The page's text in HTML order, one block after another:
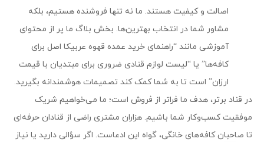
اصالت و کیفیت هستند. ما نه تنها فروشنده هستیم، بلکه
مشاور شما در انتخاب بهترین‌ها. بخش بلاگ ما پر از محتوای
آموزشی مانند “راهنمای خرید عمده قهوه عربیکا اصل برای
کافه‌ها” یا “لیست لوازم قنادی ضروری برای مبتدیان با قیمت
ارزان” است تا به شما کمک کند تصمیمات هوشمندانه بگیرید.
در قناد برتر، هدف ما فراتر از فروش است؛ ما می‌خواهیم شریک
موفقیت کسب‌وکار شما باشیم. هزاران مشتری راضی از قنادان حرفه‌ای
تا صاحبان کافه‌های خانگی، گواه این ادعاست. اگر سؤالی دارید یا نیاز